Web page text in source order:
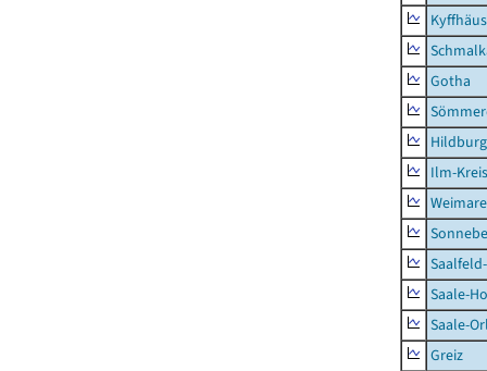
Gotha
Ilm-Kreis
Saale-
Saale-
Greiz